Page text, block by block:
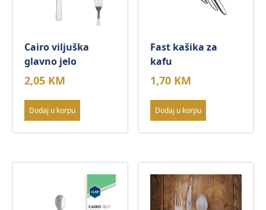
Cairo viljuška
glavno jelo
2,05 KM
Dodaj u korpu
Fast kašika za
kafu
1,70 KM
Dodaj u korpu